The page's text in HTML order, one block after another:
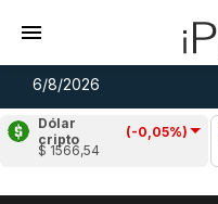
6/8/2026
Dólar
cripto
(-0,05%)
$ 1566,54
Ripple (-1,93%)
u$s 1,05